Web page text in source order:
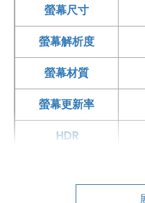
發布。前置則配備 3,200 萬
臉部辨識，讓影像創
螢幕尺寸
螢幕解析度
螢幕材質
螢幕更新率
HDR